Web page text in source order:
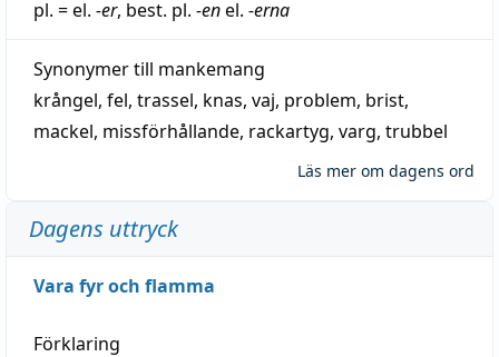
pl. = el. -er, best. pl. -enel. -erna
Synonymer till mankemang
krångel, fel, trassel, knas, vaj, problem, brist,
mackel, missförhållande, rackartyg, varg, trubbel
Läs mer om dagens ord
Dagens uttryck
Vara fyr och flamma
Förklaring